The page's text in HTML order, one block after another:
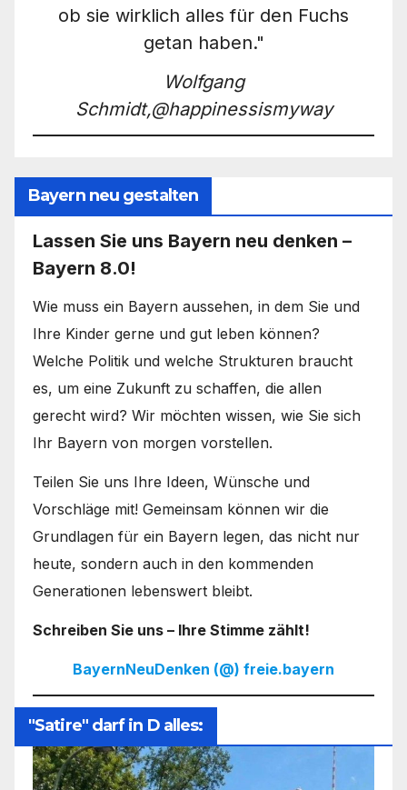
ob sie wirklich alles für den Fuchs
getan haben."
Wolfgang
Schmidt,@happinessismyway
Bayern neu gestalten
Lassen Sie uns Bayern neu denken –
Bayern 8.0!
Wie muss ein Bayern aussehen, in dem Sie und
Ihre Kinder gerne und gut leben können?
Welche Politik und welche Strukturen braucht
es, um eine Zukunft zu schaffen, die allen
gerecht wird? Wir möchten wissen, wie Sie sich
Ihr Bayern von morgen vorstellen.
Teilen Sie uns Ihre Ideen, Wünsche und
Vorschläge mit! Gemeinsam können wir die
Grundlagen für ein Bayern legen, das nicht nur
heute, sondern auch in den kommenden
Generationen lebenswert bleibt.
Schreiben Sie uns – Ihre Stimme zählt!
BayernNeuDenken (@) freie.bayern
"Satire" darf in D alles: